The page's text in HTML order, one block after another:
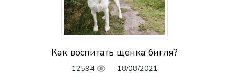
Как воспитать щенка бигля?
12594 18/08/2021